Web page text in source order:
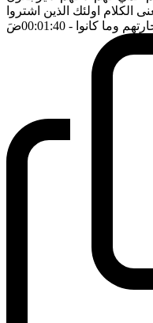
الكلام اولئك الذين اشتروا
وما كانوا - 00:01:40 ضَ